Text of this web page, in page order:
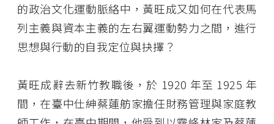
的政治文化運動脈絡中，黃旺成又如何在代表馬
列主義與資本主義的左右翼運動勢力之間，進行
思想與行動的自我定位與抉擇？
黃旺成辭去新竹教職後，於 1920 年至 1925 年
間，在臺中仕紳蔡蓮舫家擔任財務管理與家庭教